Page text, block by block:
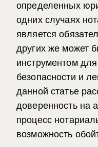
определенных
одних случаях
является
других же может
инструментом
безопасности и
данной статье
доверенность на
процесс
возможность